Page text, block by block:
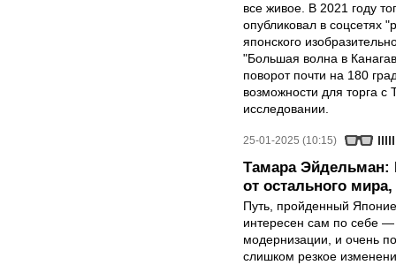
все живое. В 2021 году
опубликовал в соцсетях
японского
"Большая волна в
поворот почти на 180
возможности для торга
исследовании.
25-01-2025 (10:15)
Тамара Эйдельман:
от остального
Путь, пройденный
интересен сам по себе
модернизации, и очень
слишком резкое